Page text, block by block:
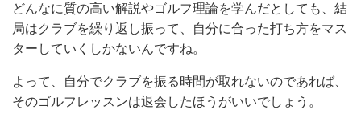
どんなに質の高い解説やゴルフ理論を学んだとしても、結
局はクラブを繰り返し振って、自分に合った打ち方をマス
ターしていくしかないんですね。
よって、自分でクラブを振る時間が取れないのであれば、
そのゴルフレッスンは退会したほうがいいでしょう。